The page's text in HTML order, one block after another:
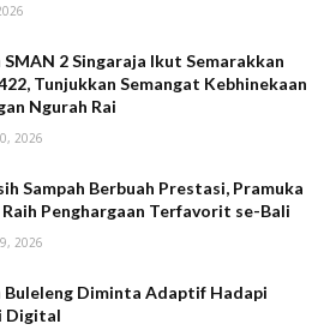
SMAN 2 Singaraja Ikut Semarakkan
Tunjukkan Semangat Kebhinekaan
Ngurah Rai
2026
Sampah Berbuah Prestasi, Pramuka
Raih Penghargaan Terfavorit se-Bali
2026
Buleleng Diminta Adaptif Hadapi
Digital